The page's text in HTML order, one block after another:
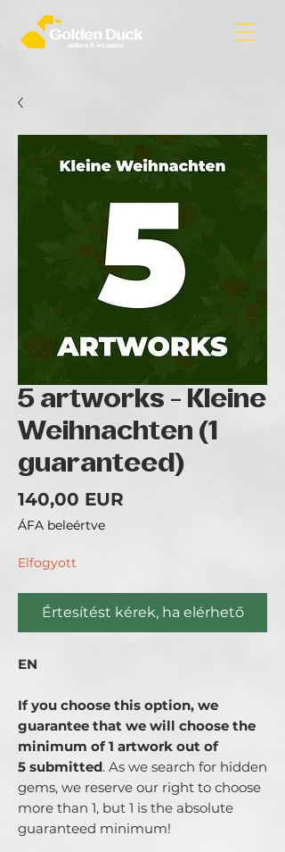
5 artworks - Kleine
Weihnachten (1
guaranteed)
140,00 EUR
ÁFA beleértve
Elfogyott
Értesítést kérek, ha elérhető
EN
If you choose this option, we
guarantee that we will choose the
minimum of 1 artwork out of
5 submitted. As we search for hidden
gems, we reserve our right to choose
more than 1, but 1 is the absolute
guaranteed minimum!